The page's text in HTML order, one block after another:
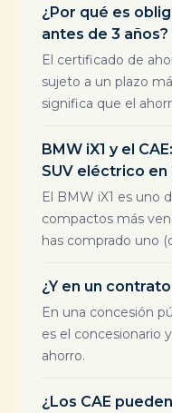
¿Por qué es
antes de 3 años?
El certificado de
sujeto a un plazo
significa que el
BMW iX1 y el
SUV eléctrico en
El BMW iX1 es uno
compactos más
has comprado uno
¿Y en un
En una concesión
es el concesionario
ahorro.
¿Los CAE